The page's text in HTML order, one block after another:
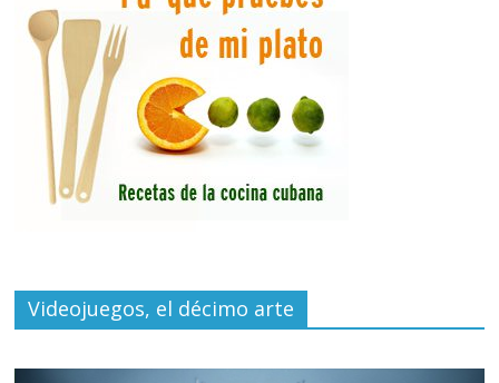
Videojuegos, el décimo arte